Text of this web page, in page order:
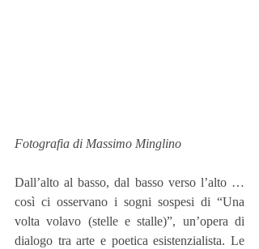
Fotografia di Massimo Minglino
Dall’alto al basso, dal basso verso l’alto …
così ci osservano i sogni sospesi di “Una
volta volavo (stelle e stalle)”, un’opera di
dialogo tra arte e poetica esistenzialista. Le